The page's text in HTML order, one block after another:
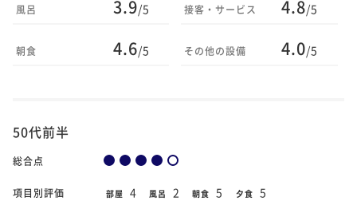
風呂 3.9/5
朝食 4.6/5
接客・サービス 4.8/5
その他の設備 4.0/5
50代前半
総合点
項目別評価 部屋 4 風呂 2 朝食 5 夕食 5